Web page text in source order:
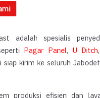
adalah spesialis
Pagar Panel, U Ditch,
siap kirim ke seluruh
produksi efisien dan